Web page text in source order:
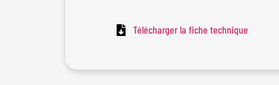
Télécharger la fiche technique